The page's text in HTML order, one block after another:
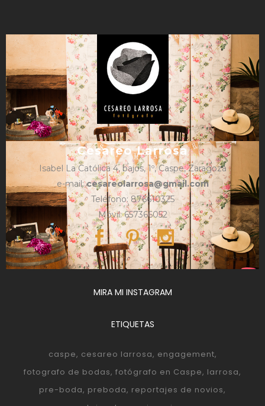
Cesareo Larrosa
Isabel La Católica 4, bajos, 1º, Caspe, Zaragoza
e-mail:cesareolarrosa@gmail.com
Teléfono: 876610325
Móvil: 657366052
MIRA MI INSTAGRAM
ETIQUETAS
caspe cesareo larrosa engagement
fotografo de bodas fotógrafo en Caspe larrosa
pre-boda preboda reportajes de novios